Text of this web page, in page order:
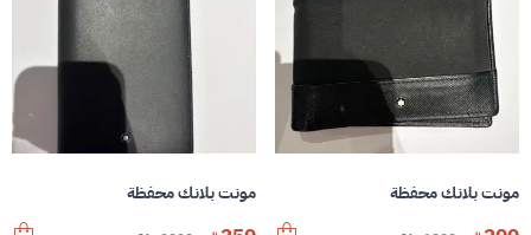
مونت بلانك محفظة مونت بلانك محفظة